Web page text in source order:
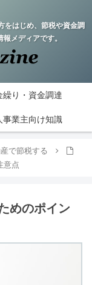
はじめ、節税や資金調
メディアです。
繰り・資金調達
事業主向け知識
で節税する
意点
めのポイン